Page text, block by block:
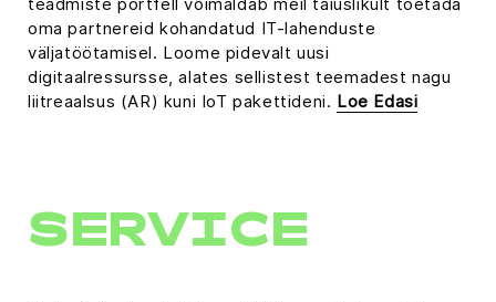
oma partnereid kohandatud IT-lahenduste
väljatöötamisel. Loome pidevalt uusi
digitaalressursse, alates sellistest teemadest nagu
liitreaalsus (AR) kuni IoT pakettideni. Loe Edasi
SERVICE